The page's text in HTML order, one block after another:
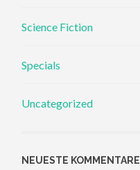
Science Fiction
Specials
Uncategorized
NEUESTE KOMMENTARE